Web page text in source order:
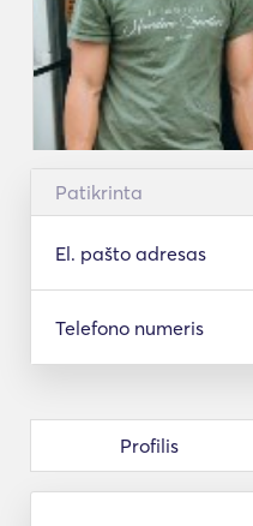
Patikrinta
El. pašto adresas
Telefono numeris
Profilis